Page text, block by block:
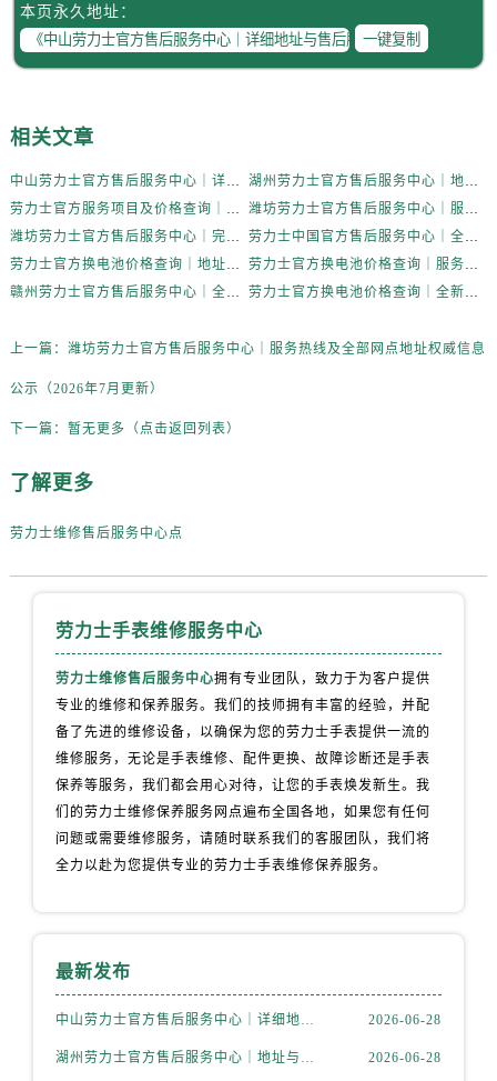
云南省普洱市思茅区振兴大道劳力士售后服务中心（需提前预约）
云南省昭通市昭阳区青年路劳力士售后服务中心（需提前预约）
重庆市江北区观音桥步行街2号融恒时代广场9层902室劳力士售后服务中心（需提前预约）
新疆维吾尔自治区乌鲁木齐市天山区红山路26号时代广场（CCMALL）C座17层17-B劳力士售后服务中心（需提前预约）
黑龙江省哈尔滨市道里区友谊西路600号富力中心T2座写字楼29层03室室劳力士售后服务中心（需提前预约）
贵州省贵阳市南明区都司高架桥路33号亨特国际金融中心14楼14D劳力士售后服务中心（需提前预约）
海南省海口市龙华区金贸东路5号海口华润大厦B座17层1707室劳力士售后服务中心（需提前预约）
节假日正常营业！
本页永久地址：
一键复制
相关文章
中山劳力士官方售后服务中心｜详细地址与售后服务电话权威信息公示（2026年7月更新）
湖州劳力士官方售后服务中心｜地址与售后服务电话权威信息公示（2026年7月更新）
劳力士官方服务项目及价格查询｜维修地址及售后服务热线权威信息通知（2026年7月最新）
潍坊劳力士官方售后服务中心｜服务热线及全部网点地址权威信息公示（2026年7月更新）
潍坊劳力士官方售后服务中心｜完整地址与官方电话权威信息公示（2026年7月更新）
劳力士中国官方售后服务中心｜全新热线及维修地址权威信息通告（2026年7月最新）
劳力士官方换电池价格查询｜地址及24小时客服电话权威信息公告（2026年7月最新）
劳力士官方换电池价格查询｜服务电话与网点地址权威信息公告（2026年7月最新）
赣州劳力士官方售后服务中心｜全部地址与售后服务热线权威信息公示（2026年7月更新）
劳力士官方换电池价格查询｜全新服务热线及完整地址权威信息公告（2026年7月最新）
上一篇： 潍坊劳力士官方售后服务中心｜服务热线及全部网点地址权威信息
公示（2026年7月更新）
下一篇： 暂无更多（点击返回列表）
了解更多
劳力士维修售后服务中心点
劳力士手表维修服务中心
劳力士维修售后服务中心拥有专业团队，致力于为客户提供
专业的维修和保养服务。我们的技师拥有丰富的经验，并配
备了先进的维修设备，以确保为您的劳力士手表提供一流的
维修服务，无论是手表维修、配件更换、故障诊断还是手表
保养等服务，我们都会用心对待，让您的手表焕发新生。我
们的劳力士维修保养服务网点遍布全国各地，如果您有任何
问题或需要维修服务，请随时联系我们的客服团队，我们将
全力以赴为您提供专业的劳力士手表维修保养服务。
最新发布
中山劳力士官方售后服务中心｜详细地址与售后服务电话权威信息公示（2026年7月更新） 2026-06-28
湖州劳力士官方售后服务中心｜地址与售后服务电话权威信息公示（2026年7月更新） 2026-06-28